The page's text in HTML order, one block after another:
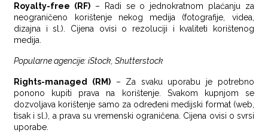
Royalty-free (RF) – Radi se o jednokratnom plaćanju za
neograničeno korištenje nekog medija (fotografije, videa,
dizajna i sl.). Cijena ovisi o rezoluciji i kvaliteti korištenog
medija.
Popularne agencije: iStock, Shutterstock
Rights-managed (RM)– Za svaku uporabu je potrebno
ponono kupiti prava na korištenje. Svakom kupnjom se
dozvoljava korištenje samo za određeni medijski format (web,
tisak i sl.), a prava su vremenski ograničena. Cijena ovisi o svrsi
uporabe.